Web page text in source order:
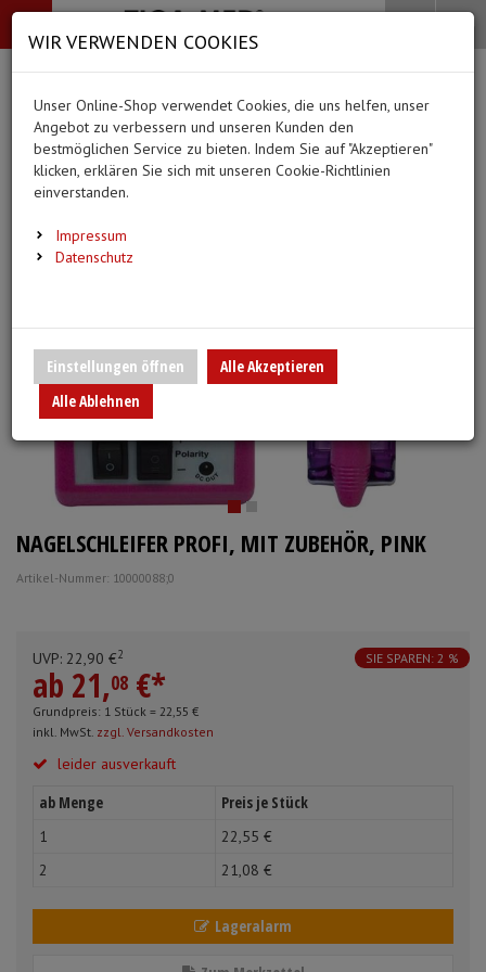
-->
Bekleidung
Alle Kategorien
BEKLEIDUNG
Überschuhe
Hauben
Schürzen
Ärmelschoner
Medizinische Hilfsmittel
Alle Kategorien
MEDIZINISCHE
Ergebnisse)
Urinbeutel/Beinbeutel
Pflege & Alltag
Alle Kategorien
PFLEGE & ALLTAG
Medikation
Urinflaschen &
Mundpflege &
Unterlagen und
Alle Kategorien
DIAGNOSTIK &
EKG-Elektroden &
Fieberthermometer
Anmelden | Registrieren Merkzettel
Ihr Warenkorb ist momentan leer.
Ergebnisse () Fertig
Menü Search
NAGELSCHLEIFER PROFI, MIT ZUBEHÖR, PINK
Artikel-Nummer: 10000088;0
UVP: 22,90 €2
ab 21,08 €*
SIE SPAREN: 2 %
Grundpreis: 1 Stück = 22,55 €
inkl. MwSt. zzgl. Versandkosten
leider ausverkauft
ab Menge Preis je Stück
1 22,55 €
2
21,08 €
Lageralarm
WIR VERWENDEN COOKIES
Unser Online-Shop verwendet Cookies, die uns helfen, unser
Angebot zu verbessern und unseren Kunden den
bestmöglichen Service zu bieten. Indem Sie auf "Akzeptieren"
klicken, erklären Sie sich mit unseren Cookie-Richtlinien
einverstanden.
Impressum
Datenschutz
Einstellungen öffnen
Alle Akzeptieren
Alle Ablehnen